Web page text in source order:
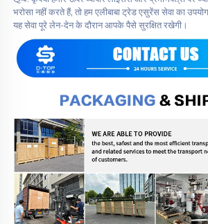
भरोसा नहीं करते हैं, तो हम एलीबाबा ट्रेड एसुरेंस सेवा का
यह सेवा पूरे लेन-देन के दौरान आपके पैसे सुरक्षित रखेगी।